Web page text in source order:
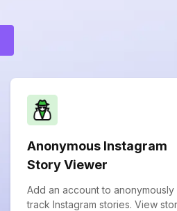
Anonymous Instagram
Story Viewer
Add an account to anonymously
track Instagram stories. View